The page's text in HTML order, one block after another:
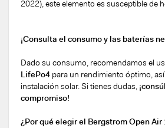
2022), este elemento es susceptible de
¡Consulta el consumo y las baterías
Dado su consumo, recomendamos el
LifePo4 para un rendimiento óptimo,
instalación solar. Si tienes dudas,
compromiso!
¿Por qué elegir el Bergstrom Open Air